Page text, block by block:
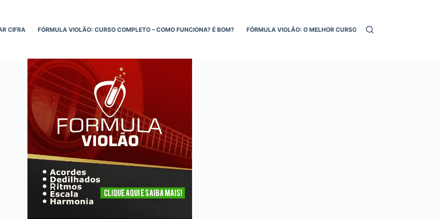
CIFRA FÓRMULA VIOLÃO: CURSO COMPLETO – COMO FUNCIONA? É BOM? FÓRMULA VIOLÃO: O MELHOR CURSO DE VIOLÃO ONLINE!